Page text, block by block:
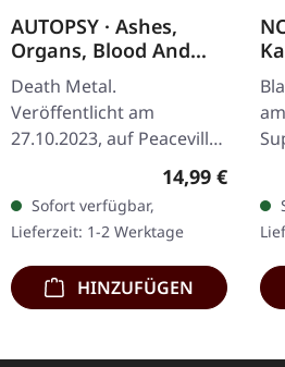
AUTOPSY · Ashes,
Organs, Blood And
Crypts | CD
Death Metal.
Veröffentlicht am
27.10.2023, auf Peaceville
Records. CD im Jewelcase.
Autopsy kehren mit ihrem
vernichtenden neuen
Werk "Ashes, Organs,…
Regulärer
14,99 €
Sofort verfügbar,
Lieferzeit: 1-2 Werktage
HINZUFÜGEN